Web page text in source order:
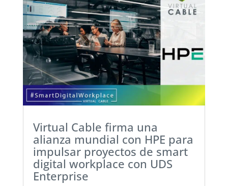
Virtual Cable firma una
alianza mundial con HPE para
impulsar proyectos de smart
digital workplace con UDS
Enterprise